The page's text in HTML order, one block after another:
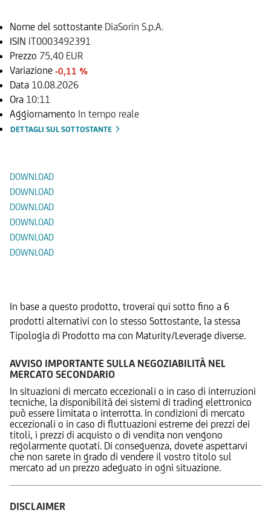
Nome del sottostante DiaSorin S.p.A.
ISIN IT0003492391
Prezzo 75,40 EUR
Variazione -0,11 %
Data 10.08.2026
Ora 10:11
Aggiornamento In tempo reale
DETTAGLI SUL SOTTOSTANTE
DOWNLOAD
DOWNLOAD
DOWNLOAD
DOWNLOAD
DOWNLOAD
DOWNLOAD
In base a questo prodotto, troverai qui sotto fino a 6
prodotti alternativi con lo stesso Sottostante, la stessa
Tipologia di Prodotto ma con Maturity/Leverage diverse.
AVVISO IMPORTANTE SULLA NEGOZIABILITÀ NEL
MERCATO SECONDARIO
In situazioni di mercato eccezionali o in caso di interruzioni
tecniche, la disponibilità dei sistemi di trading elettronico
può essere limitata o interrotta. In condizioni di mercato
eccezionali o in caso di fluttuazioni estreme dei prezzi dei
titoli, i prezzi di acquisto o di vendita non vengono
regolarmente quotati. Di conseguenza, dovete aspettarvi
che non sarete in grado di vendere il vostro titolo sul
mercato ad un prezzo adeguato in ogni situazione.
DISCLAIMER